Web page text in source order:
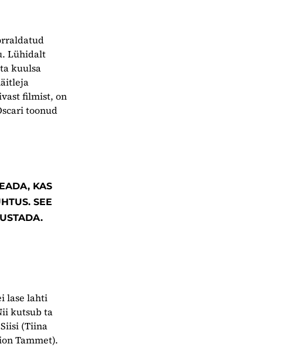
Lühidalt
kuulsa
filmist, on
toonud
KAS
SEE
lase lahti
kutsub ta
(Tiina
Tammet).